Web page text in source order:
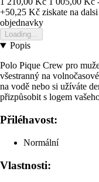
+50,25 Kč ziskate na
objednavky
Loading...
Popis
Polo Pique Crew pro
všestranný na
na vodě nebo si užíváte
přizpůsobit s logem
Přiléhavost:
Normální
Vlastnosti: